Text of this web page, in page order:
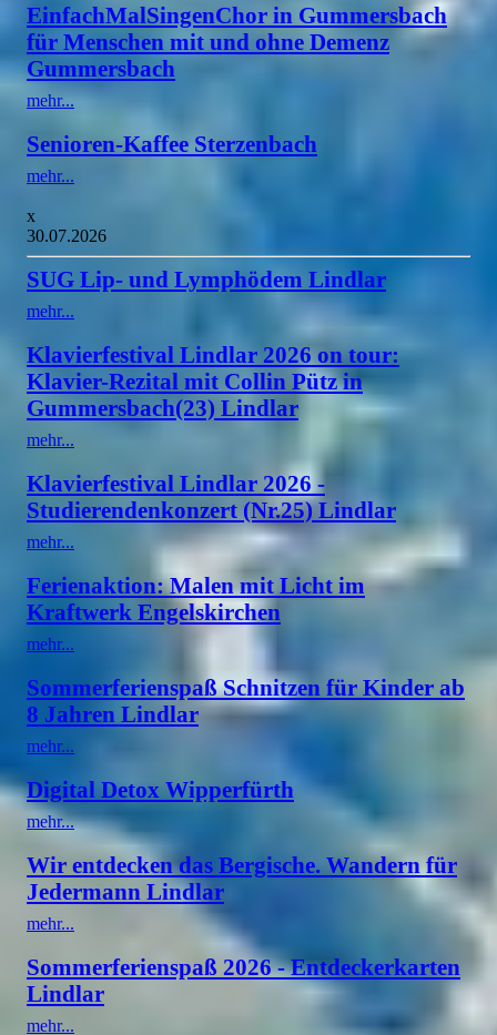
EinfachMalSingenChor in Gummersbach
für Menschen mit und ohne Demenz
Gummersbach
mehr...
Senioren-Kaffee Sterzenbach
mehr...
x
30.07.2026
SUG Lip- und Lymphödem Lindlar
mehr...
Klavierfestival Lindlar 2026 on tour:
Klavier-Rezital mit Collin Pütz in
Gummersbach(23) Lindlar
mehr...
Klavierfestival Lindlar 2026 -
Studierendenkonzert (Nr.25) Lindlar
mehr...
Ferienaktion: Malen mit Licht im
Kraftwerk Engelskirchen
mehr...
Sommerferienspaß Schnitzen für Kinder ab
8 Jahren Lindlar
mehr...
Digital Detox Wipperfürth
mehr...
Wir entdecken das Bergische. Wandern für
Jedermann Lindlar
mehr...
Sommerferienspaß 2026 - Entdeckerkarten
Lindlar
mehr...